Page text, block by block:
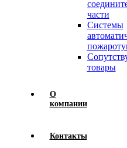
части
Системы
товары
О
компании
Контакты